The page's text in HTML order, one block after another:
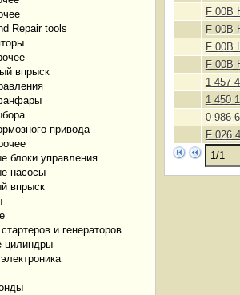
Repair tools
впрыск
привода
блоки управления
насосы
впрыск
и генераторов
цилиндры
F 00B
F 00B
F 00B
F 00B
1 457
1 450
0 986
F 026